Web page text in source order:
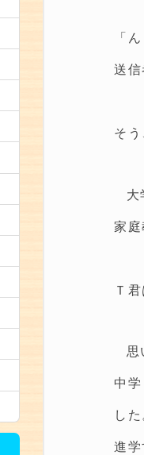
「
送
そ
大
家庭
Ｔ
思
中
した
進